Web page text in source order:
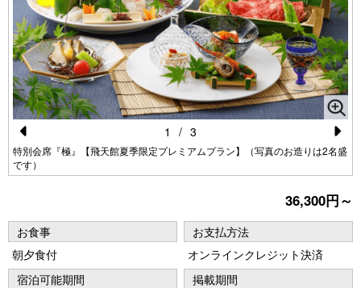
Pr
e
o
u
s
特別会席『極』【飛天館夏季限定プレミアムプラン】（写真のお造りは2名盛
です）
N
e
xt
1 / 3
36,300円～
お食事
朝夕食付
お支払方法
オンラインクレジット決済
宿泊可能期間
掲載期間